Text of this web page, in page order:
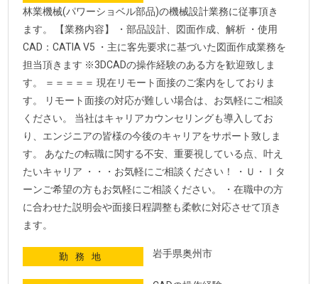
林業機械(パワーショベル部品)の機械設計業務に従事頂き
ます。 【業務内容】 ・部品設計、図面作成、解析 ・使用
CAD：CATIA V5 ・主に客先要求に基づいた図面作成業務を
担当頂きます ※3DCADの操作経験のある方を歓迎致しま
す。 ＝＝＝＝＝ 現在リモート面接のご案内をしておりま
す。 リモート面接の対応が難しい場合は、お気軽にご相談
ください。 当社はキャリアカウンセリングも導入してお
り、エンジニアの皆様の今後のキャリアをサポート致しま
す。 あなたの転職に関する不安、重要視している点、叶え
たいキャリア ・・・お気軽にご相談ください！ ・Ｕ・ｌタ
ーンご希望の方もお気軽にご相談ください。 ・在職中の方
に合わせた説明会や面接日程調整も柔軟に対応させて頂き
ます。
勤務地 岩手県奥州市